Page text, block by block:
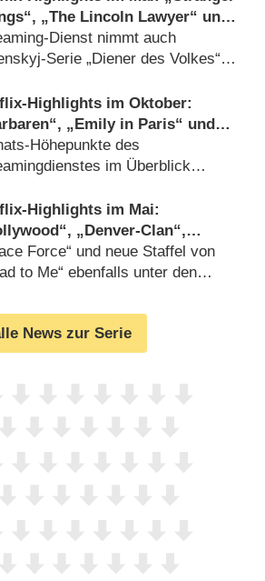
„The Lincoln Lawyer“ und
Pentaverate“
Dienst nimmt auch
Serie „Diener des Volkes“
Highlights im Oktober:
„Emily in Paris“ und
in Bly Manor“
Höhepunkte des
im Überblick
Highlights im Mai:
„Denver-Clan“,
und Jerry Seinfeld
Force“ und neue Staffel von
to Me“ ebenfalls unter den
News zur Serie